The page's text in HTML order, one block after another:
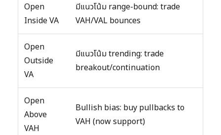
Open
Inside VA
มีแนวโน้ม range-bound: trade
VAH/VAL bounces
Open
Outside
VA
มีแนวโน้ม trending: trade
breakout/continuation
Open
Above
VAH
Bullish bias: buy pullbacks to
VAH (now support)